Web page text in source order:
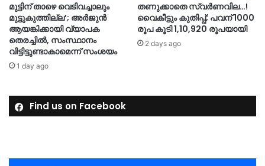
മുട്ടിന് താഴെ വെടിവച്ചാലും
മുട്ടുകുത്തില്ല’; അർജുൻ
ആയങ്കിക്കായി വ്യാപക
തെരച്ചിൽ, സംസ്ഥാനം
വിട്ടിട്ടുണ്ടാകാമെന്ന് സംശയം
1 day ago
തണുക്കാതെ സ്വർണവില…!
വൈകീട്ടും കുതിപ്പ്; പവന് 1000
രൂപ കൂടി 1,10,920 രൂപയായി
2 days ago
Find us on Facebook